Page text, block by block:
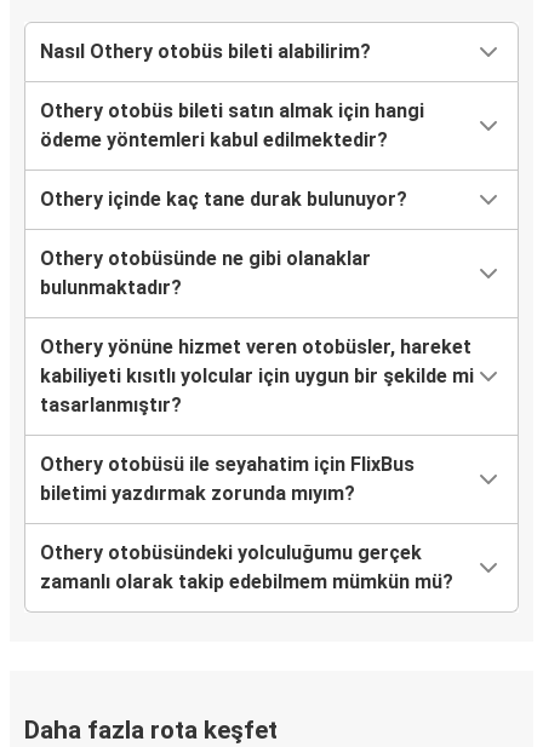
Nasıl Othery otobüs bileti alabilirim?
Othery otobüs bileti satın almak için hangi
ödeme yöntemleri kabul edilmektedir?
Othery içinde kaç tane durak bulunuyor?
Othery otobüsünde ne gibi olanaklar
bulunmaktadır?
Othery yönüne hizmet veren otobüsler, hareket
kabiliyeti kısıtlı yolcular için uygun bir şekilde mi
tasarlanmıştır?
Othery otobüsü ile seyahatim için FlixBus
biletimi yazdırmak zorunda mıyım?
Othery otobüsündeki yolculuğumu gerçek
zamanlı olarak takip edebilmem mümkün mü?
Daha fazla rota keşfet